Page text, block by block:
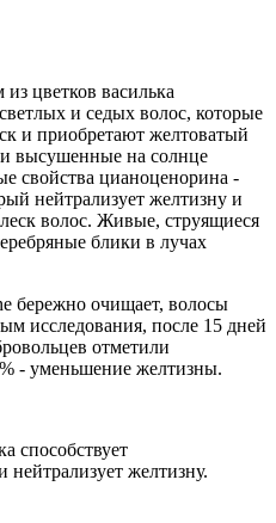
цветков василька
и седых волос, которые
и приобретают желтоватый
высушенные на солнце
свойства цианоценорина -
нейтрализует желтизну и
волос. Живые, струящиеся
блики в лучах
бережно очищает, волосы
исследования, после 15 дней
отметили
- уменьшение желтизны.
способствует
нейтрализует желтизну.